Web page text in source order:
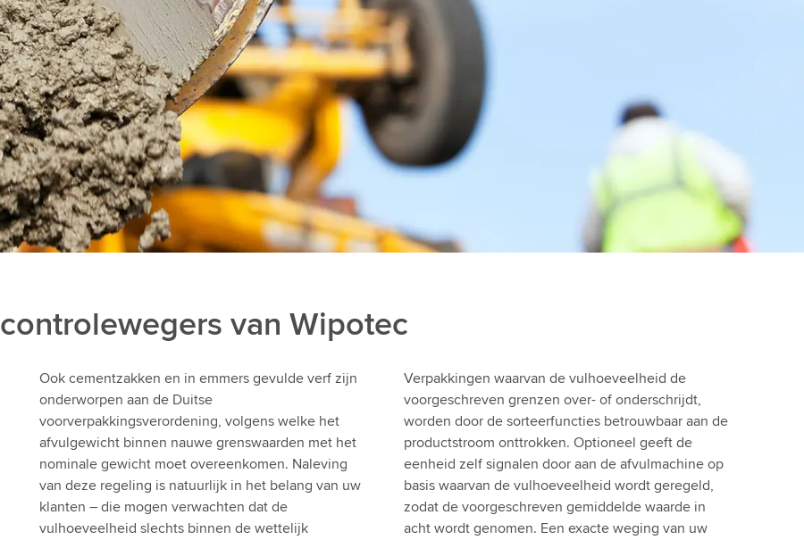
controlewegers van Wipotec
Ook cementzakken en in emmers gevulde verf zijn
onderworpen aan de Duitse
voorverpakkingsverordening, volgens welke het
afvulgewicht binnen nauwe grenswaarden met het
nominale gewicht moet overeenkomen. Naleving
van deze regeling is natuurlijk in het belang van uw
klanten – die mogen verwachten dat de
vulhoeveelheid slechts binnen de wettelijk
Verpakkingen waarvan de vulhoeveelheid de
voorgeschreven grenzen over- of onderschrijdt,
worden door de sorteerfuncties betrouwbaar aan de
productstroom onttrokken. Optioneel geeft de
eenheid zelf signalen door aan de afvulmachine op
basis waarvan de vulhoeveelheid wordt geregeld,
zodat de voorgeschreven gemiddelde waarde in
acht wordt genomen. Een exacte weging van uw